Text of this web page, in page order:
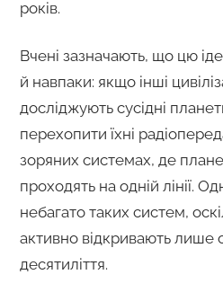
років.
Вчені зазначають, що цю
й навпаки: якщо інші
досліджують сусідні
перехопити їхні
зоряних системах, де
проходять на одній лінії.
небагато таких систем,
активно відкривають лише
десятиліття.